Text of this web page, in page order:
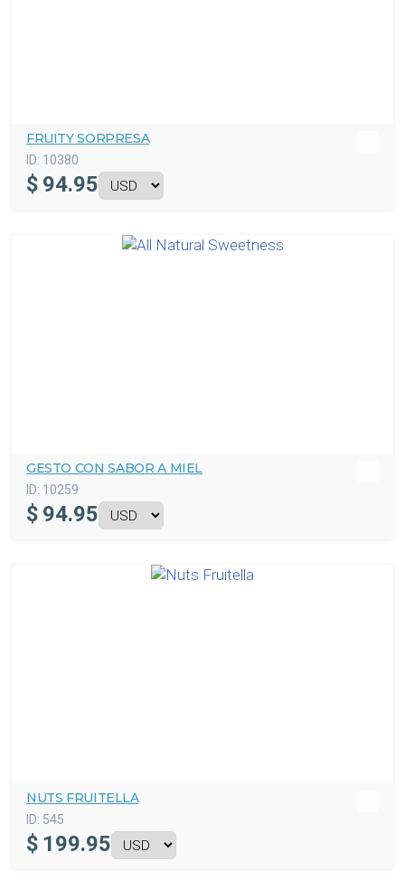
FRUITY SORPRESA
ID: 10380
$ 94.95
GESTO CON SABOR A MIEL
ID: 10259
$ 94.95
NUTS FRUITELLA
ID: 545
$ 199.95